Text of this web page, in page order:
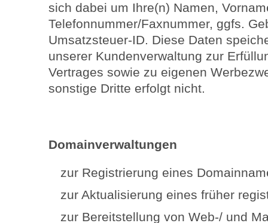
sich dabei um Ihre(n) Namen,
Telefonnummer/Faxnummer, ggfs.
Umsatzsteuer-ID. Diese Daten
unserer Kundenverwaltung zur
Vertrages sowie zu eigenen
sonstige Dritte erfolgt nicht.
Domainverwaltungen
zur Registrierung eines
zur Aktualisierung eines früher
zur Bereitstellung von Web-/ und